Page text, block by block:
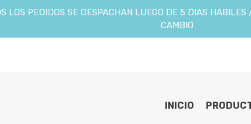
LOS PEDIDOS SE DESPACHAN LUEGO DE 5 DIAS
CAMBIO
INICIO